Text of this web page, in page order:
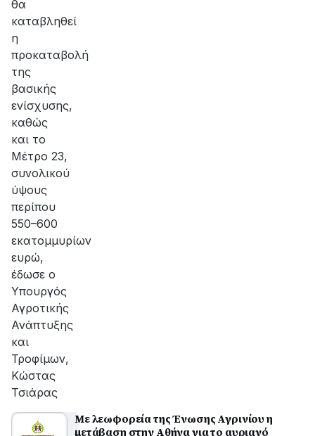
θα
καταβληθεί
η
προκαταβολή
της
βασικής
ενίσχυσης,
καθώς
και το
Μέτρο 23,
συνολικού
ύψους
περίπου
550–600
εκατομμυρίων
ευρώ,
έδωσε ο
Υπουργός
Αγροτικής
Ανάπτυξης
και
Τροφίμων,
Κώστας
Τσιάρας
Με λεωφορεία της Ένωσης Αγρινίου η
μετάβαση στην Αθήνα για το αυριανό